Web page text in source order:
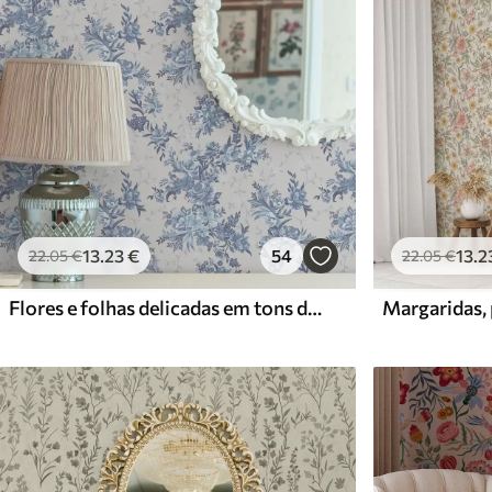
22.05€13.23€ 54
Flores e folhas delicadas em tons de azul e azul sobre um fundo claro
22.05€13